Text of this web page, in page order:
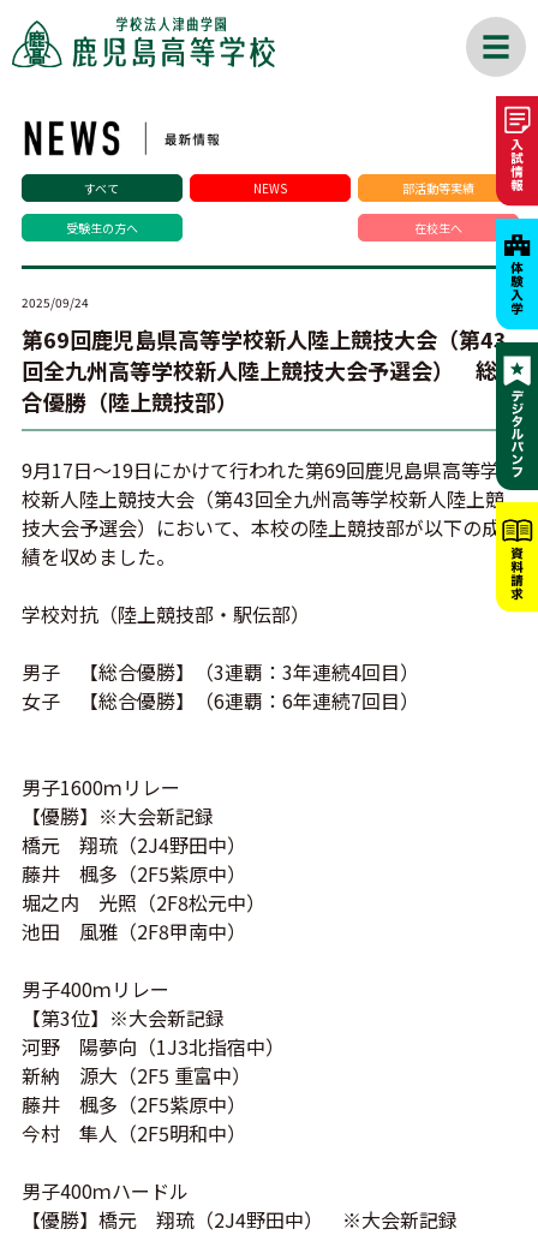
すべて NEWS 部活動等実績
受験生の方へ 在校生へ
2025/09/24
第69回鹿児島県高等学校新人陸上競技大会（第43
回全九州高等学校新人陸上競技大会予選会） 総
合優勝（陸上競技部）
9月17日～19日にかけて行われた第69回鹿児島県高等学
校新人陸上競技大会（第43回全九州高等学校新人陸上競
技大会予選会）において、本校の陸上競技部が以下の成
績を収めました。
学校対抗（陸上競技部・駅伝部）
男子 【総合優勝】（3連覇：3年連続4回目）
女子 【総合優勝】（6連覇：6年連続7回目）
男子1600ｍリレー
【優勝】※大会新記録
橋元 翔琉（2J4野田中）
藤井 楓多（2F5紫原中）
堀之内 光照（2F8松元中）
池田 風雅（2F8甲南中）
男子400ｍリレー
【第3位】※大会新記録
河野 陽夢向（1J3北指宿中）
新納 源大（2F5 重富中）
藤井 楓多（2F5紫原中）
今村 隼人（2F5明和中）
男子400ｍハードル
【優勝】橋元 翔琉（2J4野田中） ※大会新記録